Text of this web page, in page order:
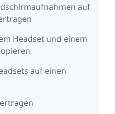
auf
Headset und einem
auf einen